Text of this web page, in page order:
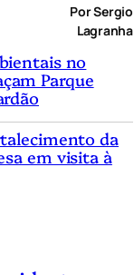
Por Sergio
Lagranha
no
Parque
da
em visita à